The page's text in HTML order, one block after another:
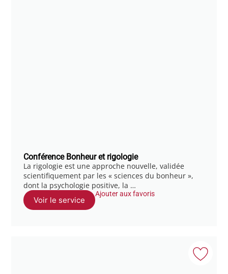
Conférence Bonheur et rigologie
La rigologie est une approche nouvelle, validée
scientifiquement par les « sciences du bonheur »,
dont la psychologie positive, la …
Voir le service
Ajouter aux favoris